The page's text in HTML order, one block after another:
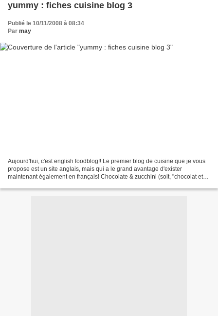
yummy : fiches cuisine blog 3
Publié le 10/11/2008 à 08:34
Par may
Aujourd'hui, c'est english foodblog!! Le premier blog de cuisine que je vous
propose est un site anglais, mais qui a le grand avantage d'exister
maintenant également en français! Chocolate & zucchini (soit, "chocolat et